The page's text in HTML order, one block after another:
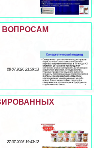
ВОПРОСАМ
28 07 2026 21:59:13
27 07 2026 19:43:12